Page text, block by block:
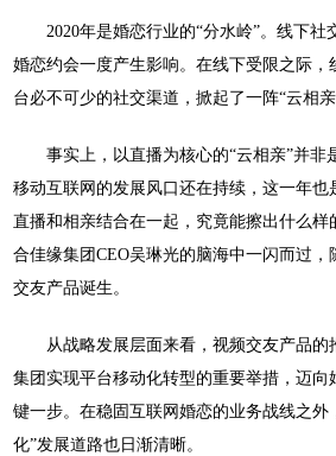
2020年是婚恋行业的“分水岭”。线下社
婚恋约会一度产生影响。在线下受限之际，
台必不可少的社交渠道，掀起了一阵“云相亲
事实上，以直播为核心的“云相亲”并非
移动互联网的发展风口还在持续，这一年也
直播和相亲结合在一起，究竟能擦出什么样
合佳缘集团CEO吴琳光的脑海中一闪而过，
交友产品诞生。
从战略发展层面来看，视频交友产品的
集团实现平台移动化转型的重要举措，迈向
键一步。在稳固互联网婚恋的业务战线之外
化”发展道路也日渐清晰。